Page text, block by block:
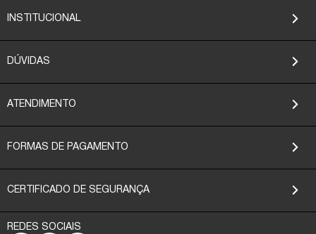
INSTITUCIONAL
DÚVIDAS
ATENDIMENTO
FORMAS DE PAGAMENTO
CERTIFICADO DE SEGURANÇA